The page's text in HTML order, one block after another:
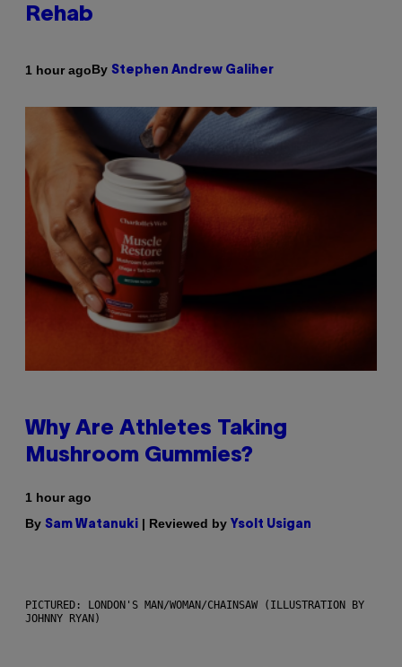
Rehab
1 hour agoBy Stephen Andrew Galiher
Why Are Athletes Taking
Mushroom Gummies?
1 hour ago
By Sam Watanuki | Reviewed by Ysolt Usigan
PICTURED: LONDON'S MAN/WOMAN/CHAINSAW (ILLUSTRATION BY
JOHNNY RYAN)